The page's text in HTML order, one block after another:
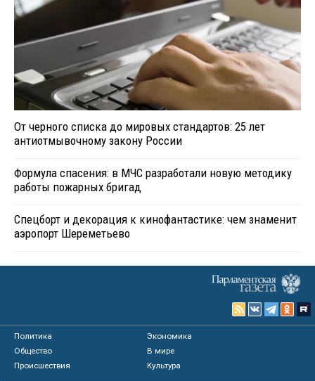
От черного списка до мировых стандартов: 25 лет
антиотмывочному закону России
Формула спасения: в МЧС разработали новую методику
работы пожарных бригад
Спецборт и декорация к кинофантастике: чем знаменит
аэропорт Шереметьево
Политика
Экономика
Общество
В мире
Происшествия
Культура